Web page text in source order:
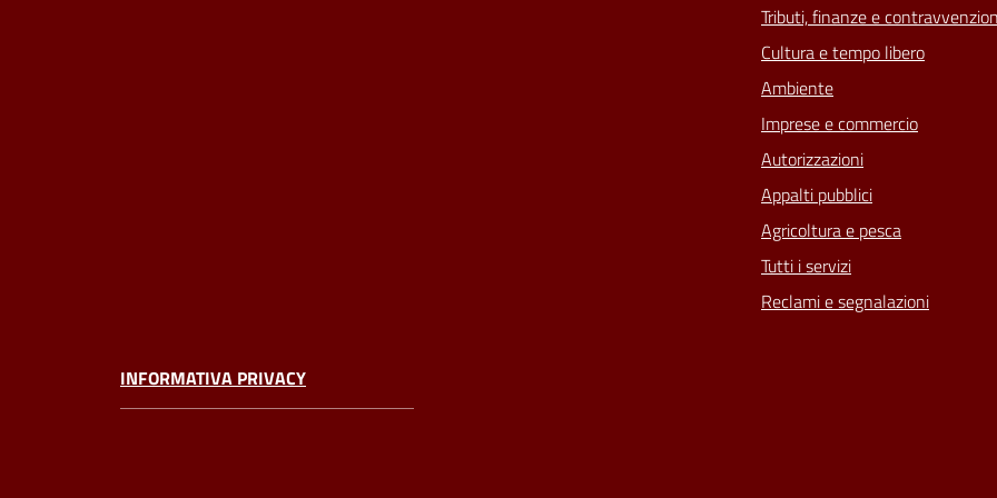
Tributi, finanze e
Cultura e tempo libero
Ambiente
Imprese e commercio
Autorizzazioni
Appalti pubblici
Agricoltura e pesca
Tutti i servizi
Reclami e segnalazioni
INFORMATIVA PRIVACY